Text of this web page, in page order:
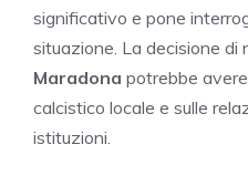
significativo e pone
situazione. La decisione di
Maradona potrebbe
calcistico locale e sulle
istituzioni.